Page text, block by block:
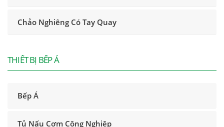
Chảo Nghiêng Có Tay Quay
THIẾT BỊ BẾP Á
Bếp Á
Tủ Nấu Cơm Công Nghiệp